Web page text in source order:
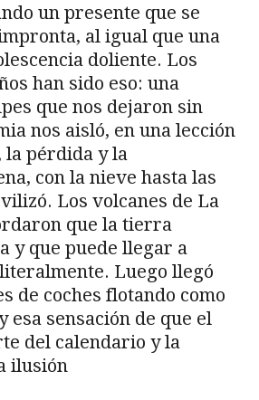
un presente que se
al igual que una
doliente. Los
han sido eso: una
que nos dejaron sin
nos aisló, en una lección
la pérdida y la
con la nieve hasta las
Los volcanes de La
que la tierra
y que puede llegar a
Luego llegó
de coches flotando como
esa sensación de que el
del calendario y la
ilusión